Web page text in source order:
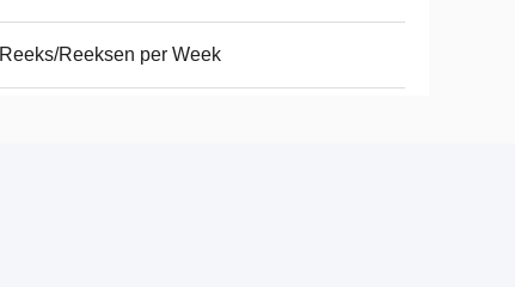
Reeksen per Week